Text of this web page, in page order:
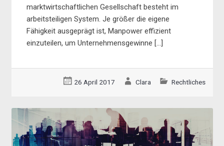
marktwirtschaftlichen Gesellschaft besteht im
arbeitsteiligen System. Je größer die eigene
Fähigkeit ausgeprägt ist, Manpower effizient
einzuteilen, um Unternehmensgewinne […]
26 April 2017 Clara Rechtliches